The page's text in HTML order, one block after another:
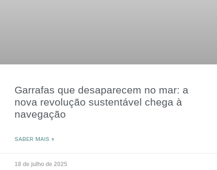
Garrafas que desaparecem no mar: a
nova revolução sustentável chega à
navegação
SABER MAIS »
18 de julho de 2025